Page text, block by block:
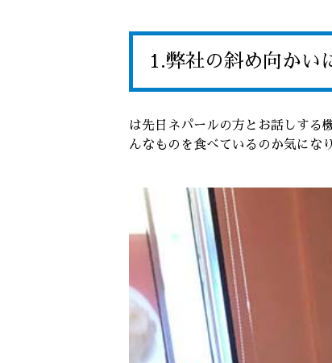
1.弊社の斜め向かい
は先日ネパールの方とお話しする
んなものを食べているのか気にな